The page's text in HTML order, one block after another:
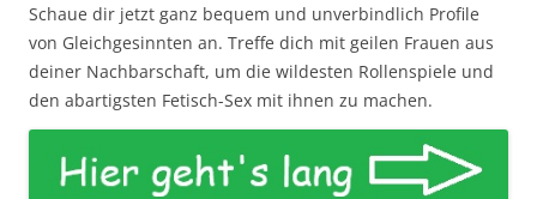
Schaue dir jetzt ganz bequem und unverbindlich Profile
von Gleichgesinnten an. Treffe dich mit geilen Frauen aus
deiner Nachbarschaft, um die wildesten Rollenspiele und
den abartigsten Fetisch-Sex mit ihnen zu machen.